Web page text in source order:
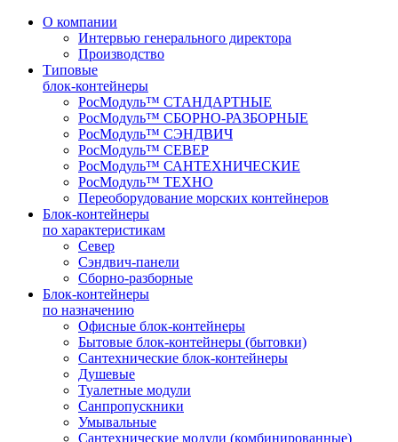
О компании
Интервью генерального директора
Производство
Типовые
блок-контейнеры
РосМодуль™ СТАНДАРТНЫЕ
РосМодуль™ СБОРНО-РАЗБОРНЫЕ
РосМодуль™ СЭНДВИЧ
РосМодуль™ СЕВЕР
РосМодуль™ САНТЕХНИЧЕСКИЕ
РосМодуль™ ТЕХНО
Переоборудование морских контейнеров
Блок-контейнеры
по характеристикам
Север
Сэндвич-панели
Сборно-разборные
Блок-контейнеры
по назначению
Офисные блок-контейнеры
Бытовые блок-контейнеры (бытовки)
Сантехнические блок-контейнеры
Душевые
Туалетные модули
Санпропускники
Умывальные
Сантехнические модули (комбинированные)